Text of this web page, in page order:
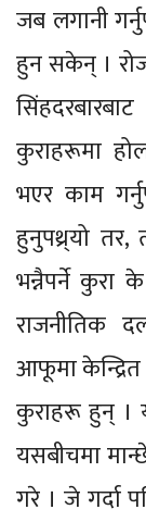
जब लगानी
हुन सकेन् ।
कुराहरूमा
भएर काम
हुनुपथ्र्यो
भन्नैपर्ने कुरा
राजनीतिक
आफूमा
कुराहरू हुन् ।
यसबीचमा
गरे । जे गर्दा